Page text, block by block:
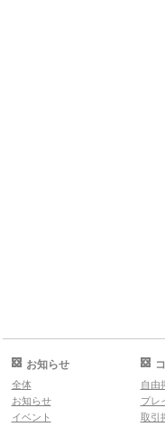
お知らせ
全体
お知らせ
イベント
自由
プレ
取引